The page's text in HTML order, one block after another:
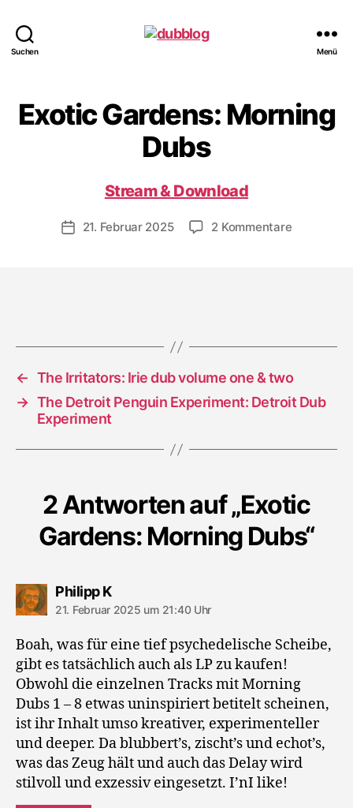
Suchen Menü
Exotic Gardens: Morning
Dubs
Stream & Download
Veröffentlichungsdatum
21. Februar 2025 2 Kommentarezu
← The Irritators: Irie dub volume one & two
→ The Detroit Penguin Experiment: Detroit Dub
Experiment
2 Antworten auf „Exotic
Gardens: Morning Dubs“
Philipp Ksagt:
21. Februar 2025 um 21:40 Uhr
Boah, was für eine tief psychedelische Scheibe,
gibt es tatsächlich auch als LP zu kaufen!
Obwohl die einzelnen Tracks mit Morning
Dubs 1 – 8 etwas uninspiriert betitelt scheinen,
ist ihr Inhalt umso kreativer, experimenteller
und deeper. Da blubbert’s, zischt’s und echot’s,
was das Zeug hält und auch das Delay wird
stilvoll und exzessiv eingesetzt. I’nI like!